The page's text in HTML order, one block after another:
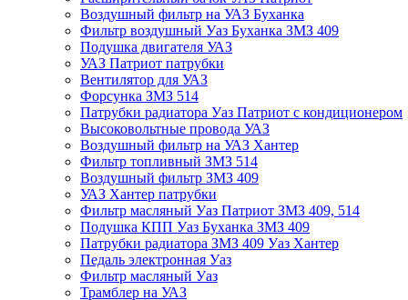
Воздушный фильтр на УАЗ Буханка
Фильтр воздушный Уаз Буханка ЗМЗ 409
Подушка двигателя УАЗ
УАЗ Патриот патрубки
Вентилятор для УАЗ
Форсунка ЗМЗ 514
Патрубки радиатора Уаз Патриот с кондиционером
Высоковольтные провода УАЗ
Воздушный фильтр на УАЗ Хантер
Фильтр топливный ЗМЗ 514
Воздушный фильтр ЗМЗ 409
УАЗ Хантер патрубки
Фильтр масляный Уаз Патриот ЗМЗ 409, 514
Подушка КПП Уаз Буханка ЗМЗ 409
Патрубки радиатора ЗМЗ 409 Уаз Хантер
Педаль электронная Уаз
Фильтр масляный Уаз
Трамблер на УАЗ